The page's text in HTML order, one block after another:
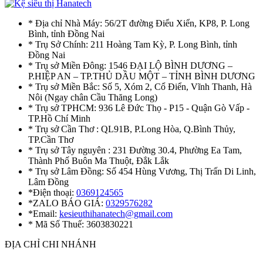
* Địa chỉ Nhà Máy: 56/2T đường Điểu Xiển, KP8, P. Long
Bình, tỉnh Đồng Nai
* Trụ Sở Chính: 211 Hoàng Tam Kỳ, P. Long Bình, tỉnh
Đồng Nai
* Trụ sở Miền Đông: 1546 ĐẠI LỘ BÌNH DƯƠNG –
P.HIỆP AN – TP.THỦ DẦU MỘT – TỈNH BÌNH DƯƠNG
* Trụ sở Miền Bắc: Số 5, Xóm 2, Cổ Điển, Vĩnh Thanh, Hà
Nôi (Ngay chân Cầu Thăng Long)
* Trụ sở TPHCM: 936 Lê Đức Thọ - P15 - Quận Gò Vấp -
TP.Hồ Chí Minh
* Trụ sở Cần Thơ : QL91B, P.Long Hòa, Q.Bình Thủy,
TP.Cần Thơ
* Trụ sở Tây nguyên : 231 Đường 30.4, Phường Ea Tam,
Thành Phố Buôn Ma Thuột, Đắk Lắk
* Trụ sở Lâm Đồng: Số 454 Hùng Vương, Thị Trấn Di Linh,
Lâm Đồng
*Điện thoại: 0369124565
*ZALO BÁO GIÁ: 0329576282
*Email: kesieuthihanatech@gmail.com
* Mã Số Thuế: 3603830221
ĐỊA CHỈ CHI NHÁNH